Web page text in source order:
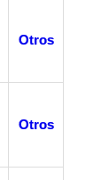
Otros
Otros